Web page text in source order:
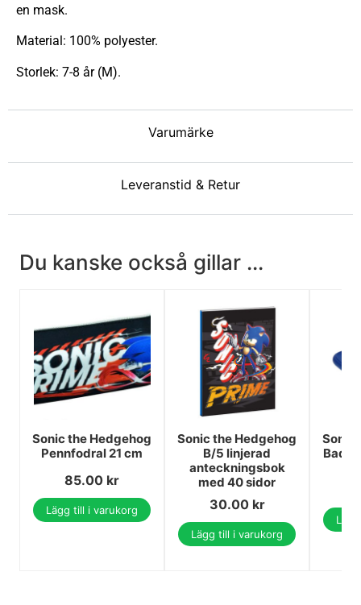
Varumärke
Leveranstid & Retur
en mask.
Material: 100% polyester.
Storlek: 7-8 år (M).
Du kanske också gillar ...
Sonic the Hedgehog
Pennfodral 21 cm
85.00 kr
Lägg till i varukorg
Sonic the Hedgehog
B/5 linjerad
anteckningsbok
med 40 sidor
30.00 kr
Lägg till i varukorg
Sonic